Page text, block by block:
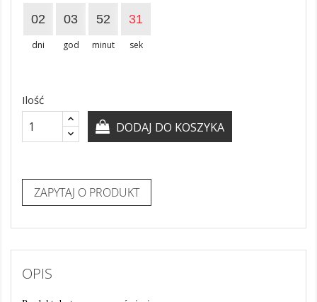
OPIS
02
dni
03
god
52
minut
30
sek
Ilość
DODAJ DO KOSZYKA
ZAPYTAJ O PRODUKT